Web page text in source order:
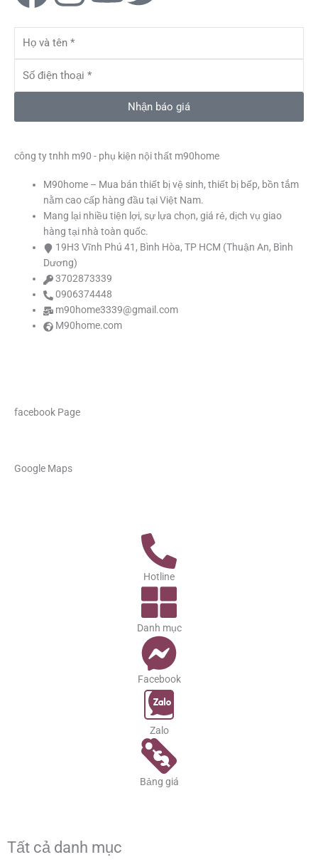
a
c
e
b
o
o
k
n
s
t
a
g
r
a
m
o
u
t
u
b
e
w
i
t
t
e
r
và
điện
Nhận báo giá
công ty tnhh m90 - phụ kiện nội thất m90home
M90home – Mua bán thiết bị vệ sinh, thiết bị bếp, bồn tắm
nằm cao cấp hàng đầu tại Việt Nam.
Mang lại nhiều tiện lợi, sự lựa chọn, giá rẻ, dịch vụ giao
hàng tại nhà toàn quốc.
19H3 Vĩnh Phú 41, Bình Hòa, TP HCM (Thuận An, Bình
Dương)
3702873339
0906374448
m90home3339@gmail.com
M90home.com
facebook Page
Google Maps
Hotline
Danh mục
Facebook
Zalo
Bảng giá
Tất cả danh mục